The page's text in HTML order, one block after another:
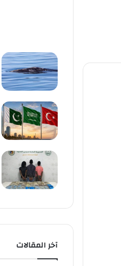
آخر المقالات